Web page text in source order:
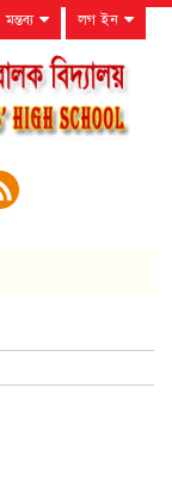
মন্তব্য লগ ইন